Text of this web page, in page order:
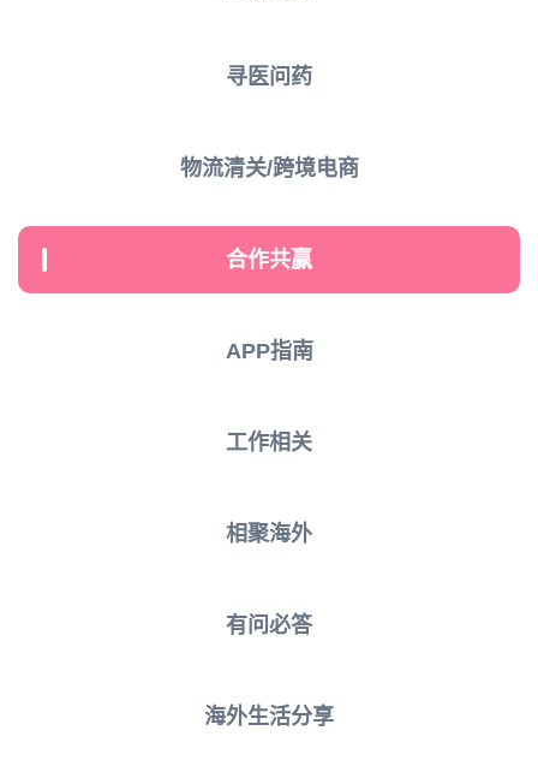
寻医问药
物流清关/跨境电商
合作共赢
APP指南
工作相关
相聚海外
有问必答
海外生活分享